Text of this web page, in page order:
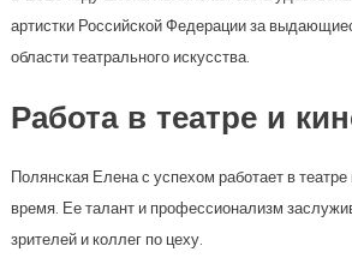
артистки Российской Федерации за
области театрального искусства.
Работа в театре и
Полянская Елена с успехом работает в
время. Ее талант и профессионализм
зрителей и коллег по цеху.